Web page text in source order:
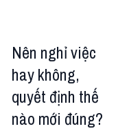
Nên nghỉ việc
hay không,
quyết định thế
nào mới đúng?